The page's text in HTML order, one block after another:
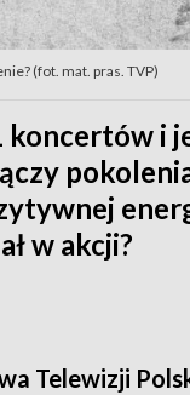
(fot. mat. pras. TVP)
i
w akcji?
Telewizji